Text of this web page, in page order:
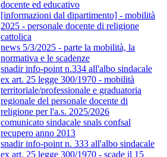
docente ed educativo
[informazioni dal dipartimento] - mobilità
2025 - personale docente di religione
cattolica
news 5/3/2025 - parte la mobilità, la
normativa e le scadenze
snadir info-point n.334 all'albo sindacale
ex art. 25 legge 300/1970 - mobilità
territoriale/professionale e graduatoria
regionale del personale docente di
religione per l'a.s. 2025/2026
comunicato sindacale snals confsal
recupero anno 2013
snadir info-point n. 333 all'albo sindacale
ex art. 25 legge 300/1970 - scade il 15